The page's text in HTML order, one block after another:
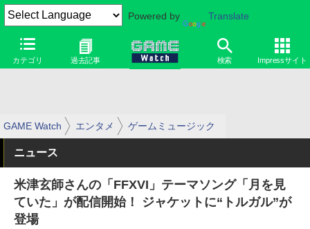
Powered by Translate
カテゴリ 過去記事 検索 Impressサイト
GAME Watch エンタメ ゲームミュージック
ニュース
米津玄師さんの「FFXVI」テーマソング「月を見
ていた」が配信開始！ ジャケットに“トルガル”が
登場